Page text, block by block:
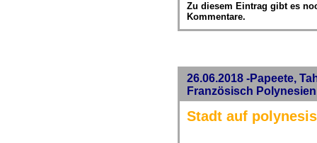
Zu diesem Eintrag gibt es
Kommentare.
26.06.2018 -Papeete,
Französisch Polynesien
Stadt auf